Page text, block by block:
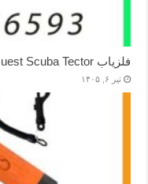
فلزیاب Quest Scuba Tector کوئست اسکوبا تکتور
تیر ۶, ۱۴۰۵